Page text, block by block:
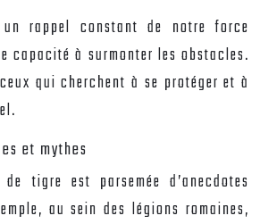
rappel constant de notre force
capacité à surmonter les obstacles.
qui cherchent à se protéger et à
et mythes
tigre est parsemée d’anecdotes
au sein des légions romaines,